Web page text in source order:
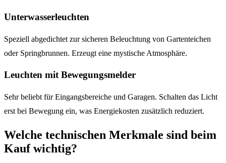
Unterwasserleuchten
Speziell abgedichtet zur sicheren Beleuchtung von Gartenteichen
oder Springbrunnen. Erzeugt eine mystische Atmosphäre.
Leuchten mit Bewegungsmelder
Sehr beliebt für Eingangsbereiche und Garagen. Schalten das Licht
erst bei Bewegung ein, was Energiekosten zusätzlich reduziert.
Welche technischen Merkmale sind beim
Kauf wichtig?